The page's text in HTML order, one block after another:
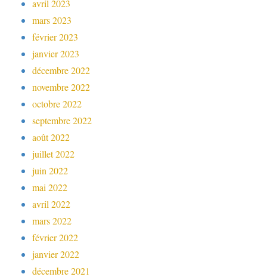
avril 2023
mars 2023
février 2023
janvier 2023
décembre 2022
novembre 2022
octobre 2022
septembre 2022
août 2022
juillet 2022
juin 2022
mai 2022
avril 2022
mars 2022
février 2022
janvier 2022
décembre 2021